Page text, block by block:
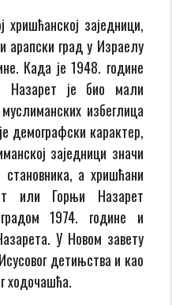
хришћанској заједници,
арапски град у Израелу
Када је 1948. године
Назарет је био мали
избеглица
демографски карактер,
заједници значи
а хришћани
или Горњи Назарет
1974. године и
У Новом завету
детињства и као
ходочашћа.